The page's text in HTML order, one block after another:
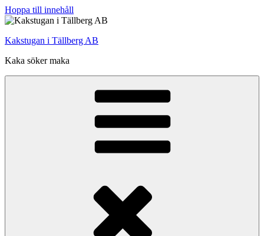
Hoppa till innehåll
Kakstugan i Tällberg AB
Kaka söker maka